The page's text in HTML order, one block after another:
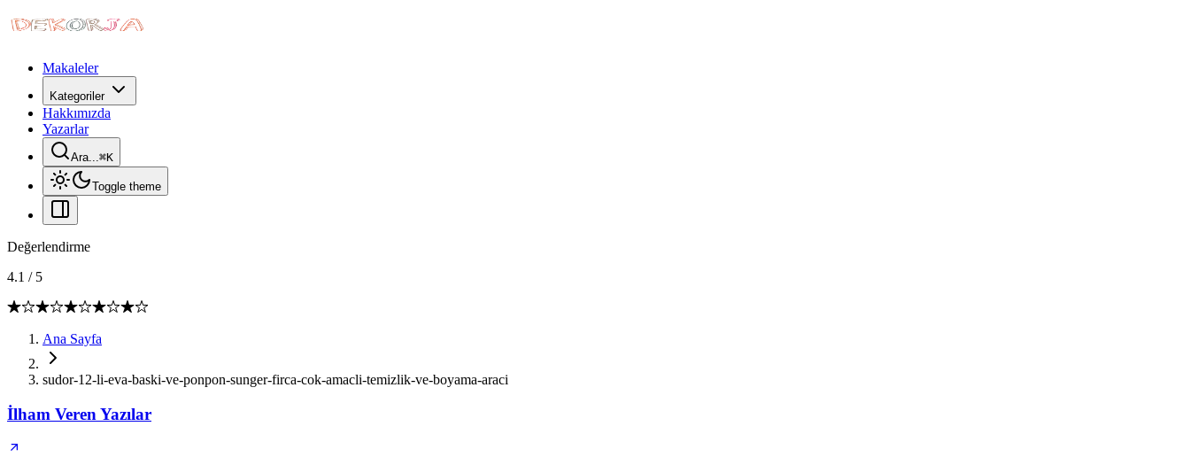
Makaleler
Kategoriler
Hakkımızda
Yazarlar
Ara...⌘K
Toggle theme
Değerlendirme
4.1 / 5
Ana Sayfa
sudor-12-li-eva-baski-ve-ponpon-sunger-firca-cok-amacli-temizlik-ve-boyama-araci
İlham Veren Yazılar